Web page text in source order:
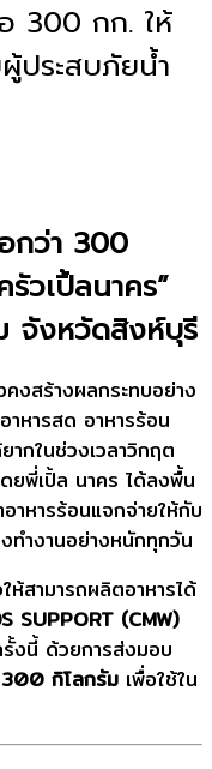
300 กก. ให้
ประสบภัยน้ำ
กว่า 300
รัวเปิ้ลนาคร”
จังหวัดสิงห์บุรี
งสร้างผลกระทบอย่าง
าหารสด อาหารร้อน
ากในช่วงเวลาวิกฤต
ยพี่เปิ้ล นาคร ได้ลงพื้น
าหารร้อนแจกจ่ายให้กับ
ทำงานอย่างหนักทุกวัน
ห้สามารถผลิตอาหารได้
SUPPORT (CMW)
รั้งนี้ ด้วยการส่งมอบ
300 กิโลกรัม เพื่อใช้ใน